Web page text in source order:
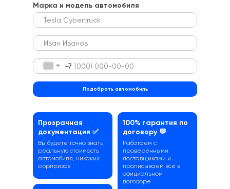
Марка и модель автомобиля
+7
Подобрать автомобиль
Прозрачная
документация ✅
Вы будете точно знать
реальную стоимость
автомобиля, никаких
сюрпризов
100% гарантия по
договору 💬
Работаем с
проверенными
поставщиками и
прописываем все в
официальном
договоре